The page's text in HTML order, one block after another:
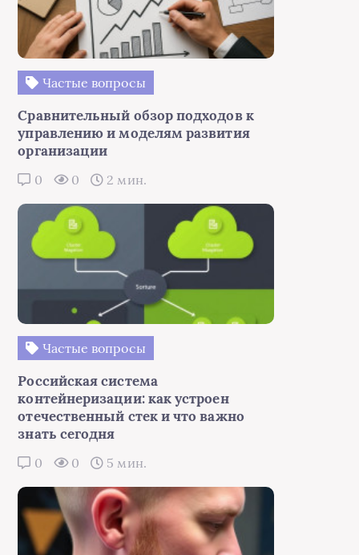
Частые вопросы
Сравнительный обзор подходов к
управлению и моделям развития
организации
0 0 2 мин.
Частые вопросы
Российская система
контейнеризации: как устроен
отечественный стек и что важно
знать сегодня
0 0 5 мин.